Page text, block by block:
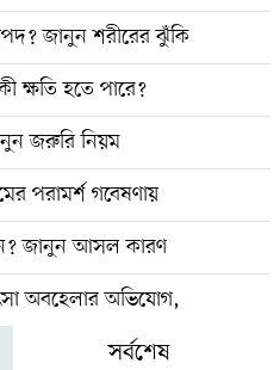
জানুন শরীরের ঝুঁকি
ক্ষতি হতে পারে?
জরুরি নিয়ম
পরামর্শ গবেষণায়
জানুন আসল কারণ
অবহেলার অভিযোগ,
সর্বশেষ